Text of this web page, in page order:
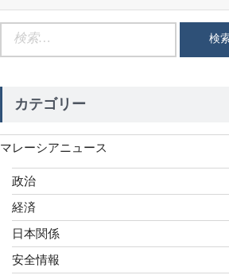
カテゴリー
マレーシアニュース
政治
経済
日本関係
安全情報